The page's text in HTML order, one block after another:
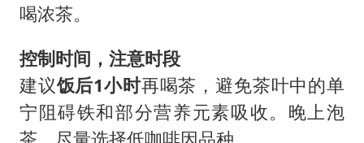
喝浓茶。
控制时间，注意时段
建议饭后1小时再喝茶，避免茶叶中的单
宁阻碍铁和部分营养元素吸收。晚上泡
茶，尽量选择低咖啡因品种。